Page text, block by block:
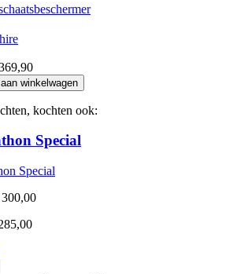
winkelwagen
kochten ook:
Special